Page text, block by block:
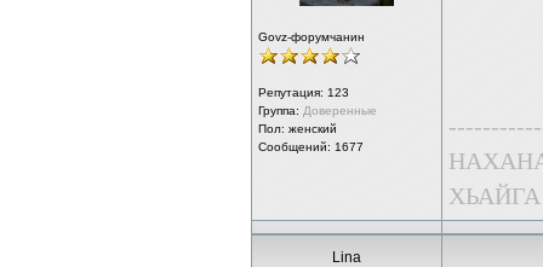
Govz-форумчанин
Репутация: 123
Группа: Доверенные
Пол: женский
Сообщений: 1677
Lina